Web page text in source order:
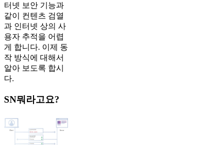
터넷 보안 기능과
같이 컨텐츠 검열
과 인터넷 상의 사
용자 추적을 어렵
게 합니다. 이제 ​동
작 방식에 대해서
알아 보도록 합시
다.
SN뭐라고요?